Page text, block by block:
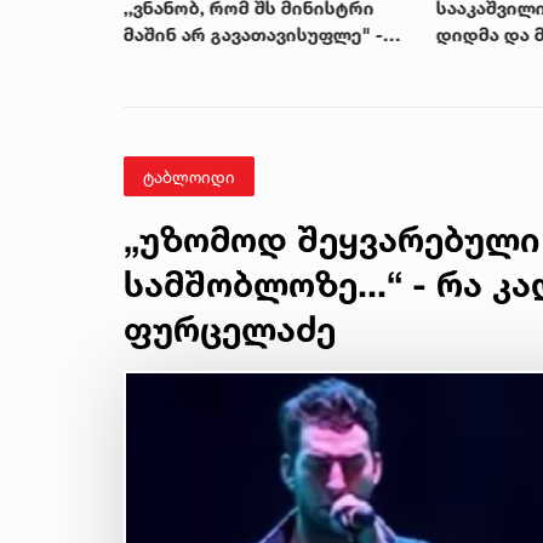
,,ვნანობ, რომ შს მინისტრი
მაშინ არ გავათავისუფლე" -
დიდმა და
ტაბლოიდი
„უზომოდ
სამშობლოზე...“ - რა
ფურცელაძე